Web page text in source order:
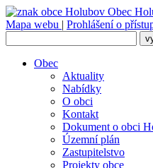
Obec
Mapa webu | Prohlášení o
Obec
Aktuality
Nabídky
O obci
Kontakt
Dokument o obci
Územní plán
Zastupitelstvo
Projekty obce